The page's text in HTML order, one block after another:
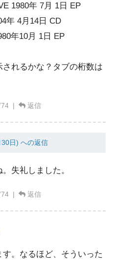
1980年 7月 1日 EP
年 4月14日 CD
年10月 1日 EP
されるかな？タブの桁数は
| 返信
日) への返信
失礼しました。
| 返信
。なるほど、そういった